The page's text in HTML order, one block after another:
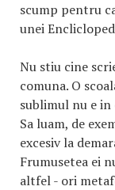
scump pentru
unei
Nu stiu cine
comuna. O
sublimul nu e in
Sa luam, de
excesiv la
Frumusetea ei
altfel - ori